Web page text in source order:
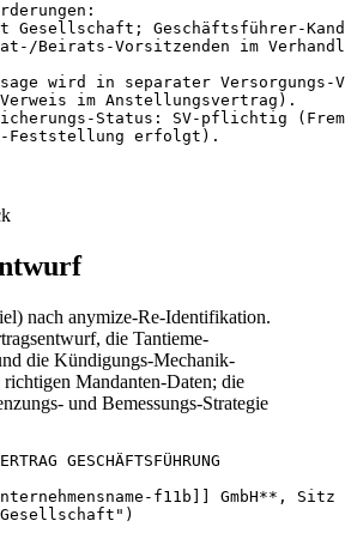
Gesellschaft; Geschäftsführer-
Beirats-Vorsitzenden im
wird in separater Versorgungs-
im Anstellungsvertrag).
Status: SV-pflichtig
Feststellung erfolgt).
nach anymize-Re-Identifikation.
die Tantieme-
die Kündigungs-Mechanik-
Mandanten-Daten; die
und Bemessungs-Strategie
GESCHÄFTSFÜHRUNG
f11b]] GmbH**,